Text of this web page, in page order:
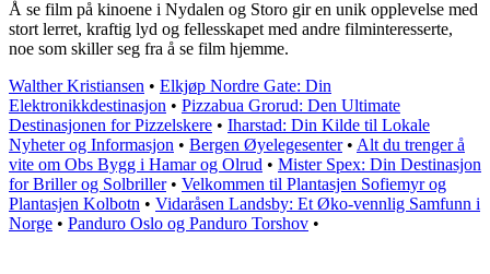
Å se film på kinoene i Nydalen og Storo gir en unik opplevelse med
stort lerret, kraftig lyd og fellesskapet med andre filminteresserte,
noe som skiller seg fra å se film hjemme.
Walther Kristiansen • Elkjøp Nordre Gate: Din
Elektronikkdestinasjon • Pizzabua Grorud: Den Ultimate
Destinasjonen for Pizzelskere • Iharstad: Din Kilde til Lokale
Nyheter og Informasjon • Bergen Øyelegesenter• Alt du trenger å
vite om Obs Bygg i Hamar og Olrud • Mister Spex: Din Destinasjon
for Briller og Solbriller• Velkommen til Plantasjen Sofiemyr og
Plantasjen Kolbotn • Vidaråsen Landsby: Et Øko-vennlig Samfunn i
Norge • Panduro Oslo og Panduro Torshov •